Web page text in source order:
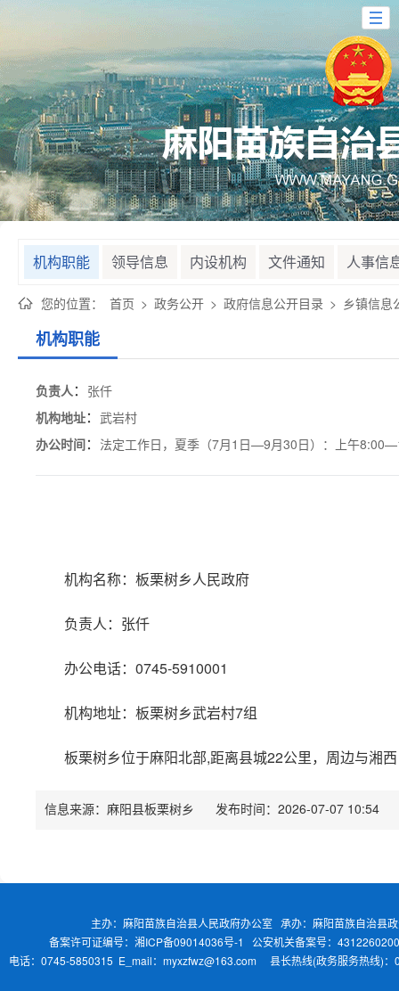
机构职能 领导信息 内设机构 文件通知 人事信
您的位置： 首页 > 政务公开 > 政府信息公开目录 > 乡镇信息
机构职能
负责人： 张仟
机构地址： 武岩村
办公时间： 法定工作日，夏季（7月1日—9月30日）：上午
机构名称：板栗树乡人民政府
负责人：张仟
办公电话：0745-5910001
机构地址：板栗树乡武岩村7组
板栗树乡位于麻阳北部,距离县城22公里，周边与湘
信息来源：麻阳县板栗树乡 发布时间：2026-07-07 10:54
主办：麻阳苗族自治县人民政府办公室 承办：麻阳苗族自治县
备案许可证编号：湘ICP备09014036号-1
公安机关备案号：
电话：0745-5850315 E_mail：myxzfwz@163.com 县长热线(政务服务热线)